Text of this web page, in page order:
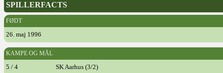
SPILLERFACTS
FØDT
26. maj 1996
KAMPE OG MÅL
5 / 4
SK Aarhus (3/2)